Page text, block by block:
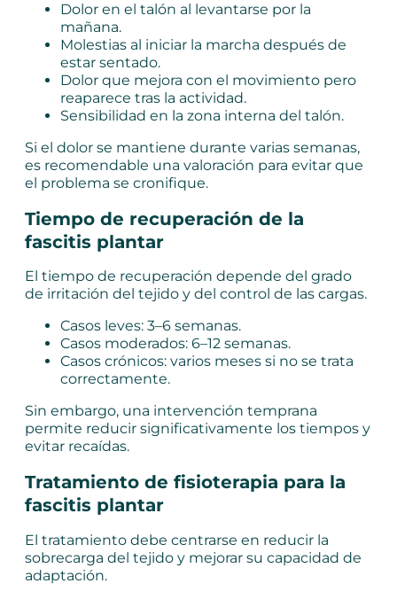
Dolor en el talón al levantarse por la
mañana.
Molestias al iniciar la marcha después de
estar sentado.
Dolor que mejora con el movimiento pero
reaparece tras la actividad.
Sensibilidad en la zona interna del talón.
Si el dolor se mantiene durante varias semanas,
es recomendable una valoración para evitar que
el problema se cronifique.
Tiempo de recuperación de la
fascitis plantar
El tiempo de recuperación depende del grado
de irritación del tejido y del control de las cargas.
Casos leves: 3–6 semanas.
Casos moderados: 6–12 semanas.
Casos crónicos: varios meses si no se trata
correctamente.
Sin embargo, una intervención temprana
permite reducir significativamente los tiempos y
evitar recaídas.
Tratamiento de fisioterapia para la
fascitis plantar
El tratamiento debe centrarse en reducir la
sobrecarga del tejido y mejorar su capacidad de
adaptación.